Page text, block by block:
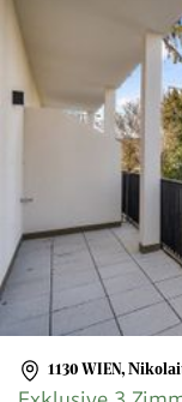
1130 WIEN,